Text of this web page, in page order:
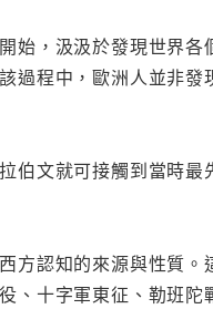
始，汲汲於發現世界各
過程中，歐洲人並非發
伯文就可接觸到當時最
方認知的來源與性質。
、十字軍東征、勒班陀